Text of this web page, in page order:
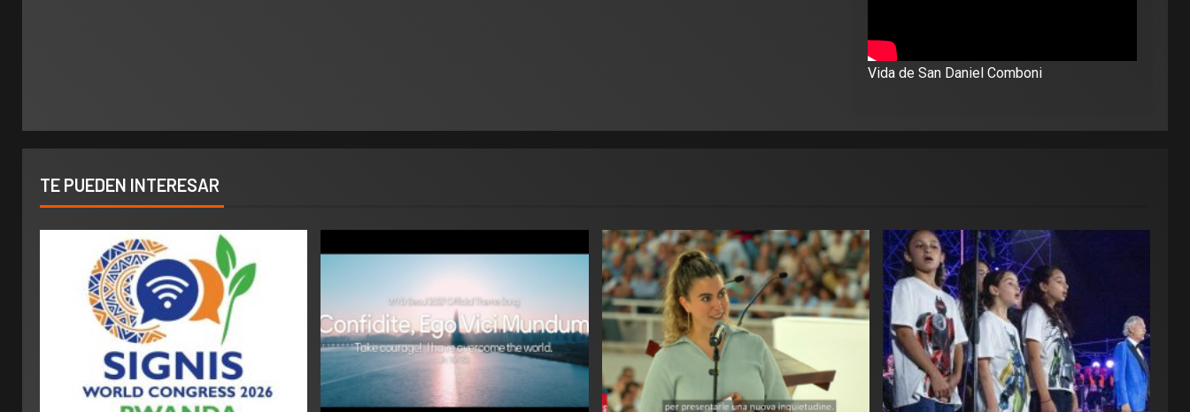
Vida de San Daniel Comboni
TE PUEDEN INTERESAR